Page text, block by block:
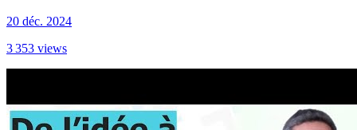
20 déc. 2024
3 353 views